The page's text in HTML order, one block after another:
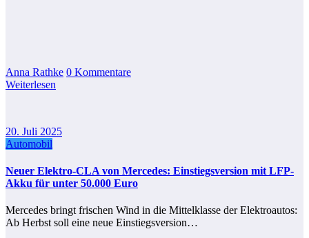
Anna Rathke 0 Kommentare
Weiterlesen
20. Juli 2025
Automobil
Neuer Elektro-CLA von Mercedes: Einstiegsversion mit LFP-
Akku für unter 50.000 Euro
Mercedes bringt frischen Wind in die Mittelklasse der Elektroautos:
Ab Herbst soll eine neue Einstiegsversion…